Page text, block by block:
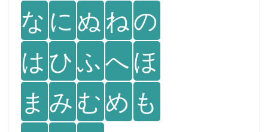
な に ぬ ねの
は ひふへほ
ま み むめ も